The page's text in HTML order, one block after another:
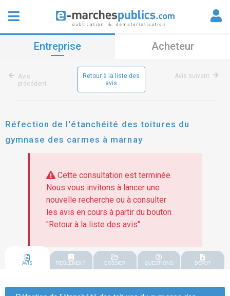
Entreprise Acheteur
Avis
précédent
Retour à la liste des
avis
Avis suivant
Réfection de l'étanchéité des toitures du
gymnase des carmes à marnay
Cette consultation est terminée.
Nous vous invitons à lancer une
nouvelle recherche ou à consulter
les avis en cours à partir du bouton
"Retour à la liste des avis".
AVIS REGLEMENT DOSSIER QUESTIONS DEPOT